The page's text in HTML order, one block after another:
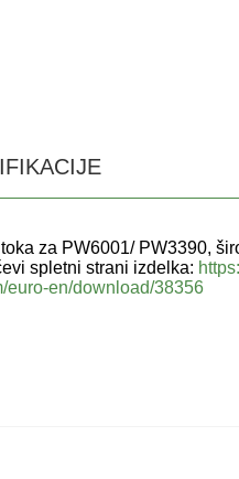
za PW6001/ PW3390,
spletni strani izdelka:
euro-en/download/38356